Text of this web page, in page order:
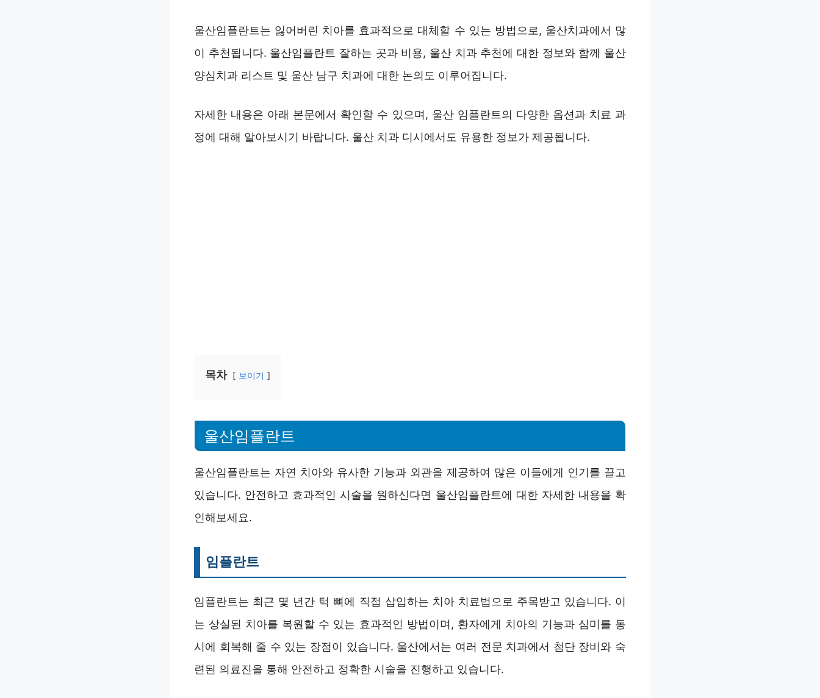
울산임플란트는 잃어버린 치아를 효과적으로 대체할 수 있는 방법으로, 울산치과에서 많
이 추천됩니다. 울산임플란트 잘하는 곳과 비용, 울산 치과 추천에 대한 정보와 함께 울산
양심치과 리스트 및 울산 남구 치과에 대한 논의도 이루어집니다.
자세한 내용은 아래 본문에서 확인할 수 있으며, 울산 임플란트의 다양한 옵션과 치료 과
정에 대해 알아보시기 바랍니다. 울산 치과 디시에서도 유용한 정보가 제공됩니다.
목차 보이기
울산임플란트
울산임플란트는 자연 치아와 유사한 기능과 외관을 제공하여 많은 이들에게 인기를 끌고
있습니다. 안전하고 효과적인 시술을 원하신다면 울산임플란트에 대한 자세한 내용을 확
인해보세요.
임플란트
임플란트는 최근 몇 년간 턱 뼈에 직접 삽입하는 치아 치료법으로 주목받고 있습니다. 이
는 상실된 치아를 복원할 수 있는 효과적인 방법이며, 환자에게 치아의 기능과 심미를 동
시에 회복해 줄 수 있는 장점이 있습니다. 울산에서는 여러 전문 치과에서 첨단 장비와 숙
련된 의료진을 통해 안전하고 정확한 시술을 진행하고 있습니다.